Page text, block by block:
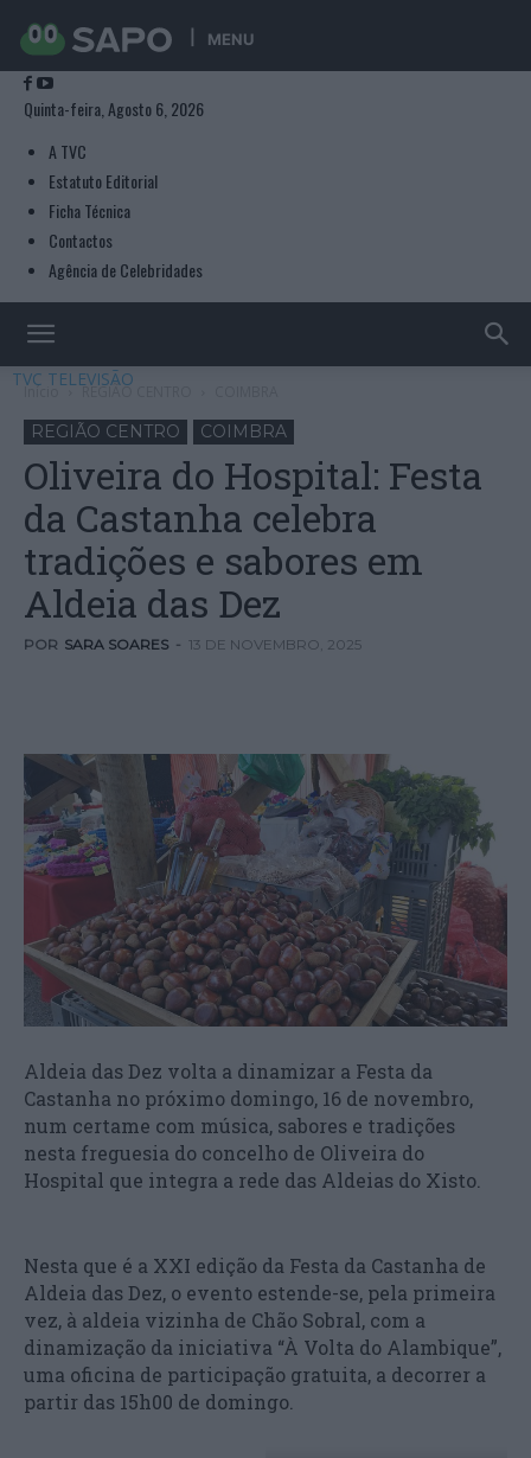
MENU
Quinta-feira, Agosto 6, 2026
A TVC
Estatuto Editorial
Ficha Técnica
Contactos
Agência de Celebridades
TVC TELEVISÃO
Início REGIÃO CENTRO
REGIÃO CENTRO COIMBRA
Oliveira do Hospital: Festa
da Castanha celebra
tradições e sabores em
Aldeia das Dez
POR SARA SOARES - 13 DE NOVEMBRO, 2025
Aldeia das Dez volta a dinamizar a Festa da
Castanha no próximo domingo, 16 de novembro,
num certame com música, sabores e tradições
nesta freguesia do concelho de Oliveira do
Hospital que integra a rede das Aldeias do Xisto.
Nesta que é a XXI edição da Festa da Castanha de
Aldeia das Dez, o evento estende-se, pela primeira
vez, à aldeia vizinha de Chão Sobral, com a
dinamização da iniciativa “À Volta do Alambique”,
uma oficina de participação gratuita, a decorrer a
partir das 15h00 de domingo.